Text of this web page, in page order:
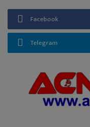
Facebook
Telegram